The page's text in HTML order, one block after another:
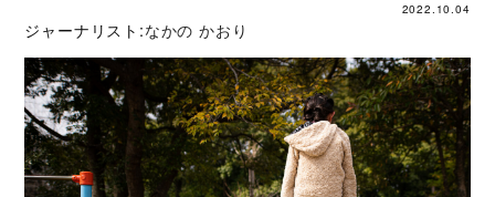
2022.10.04
ジャーナリスト:なかの かおり